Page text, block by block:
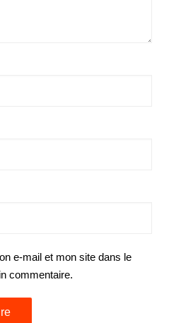
e-mail et mon site dans le
commentaire.